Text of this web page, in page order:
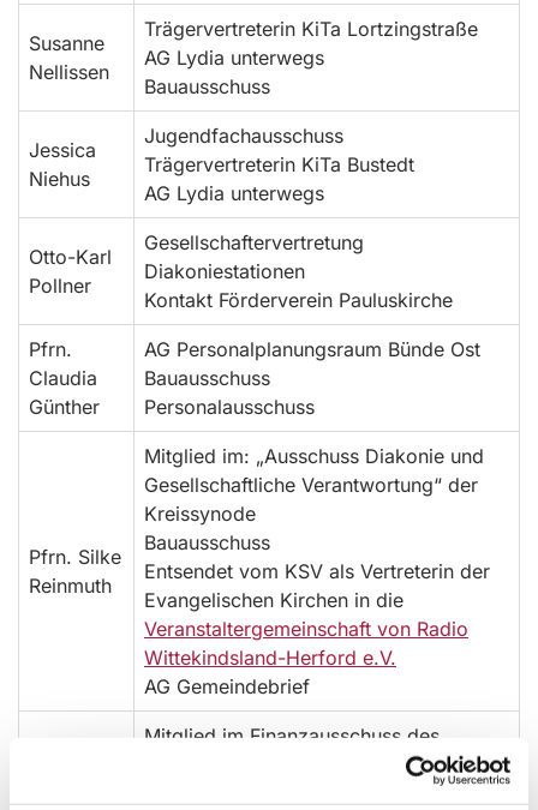
Susanne
Nellissen
Trägervertreterin KiTa Lortzingstraße
AG Lydia unterwegs
Bauausschuss
Jessica
Niehus
Jugendfachausschuss
Trägervertreterin KiTa Bustedt
AG Lydia unterwegs
Otto-Karl
Pollner
Gesellschaftervertretung
Diakoniestationen
Kontakt Förderverein Pauluskirche
Pfrn.
Claudia
Günther
AG Personalplanungsraum Bünde Ost
Bauausschuss
Personalausschuss
Pfrn. Silke
Reinmuth
Mitglied im: „Ausschuss Diakonie und
Gesellschaftliche Verantwortung“ der
Kreissynode
Bauausschuss
Entsendet vom KSV als Vertreterin der
Evangelischen Kirchen in die
Veranstaltergemeinschaft von Radio
Wittekindsland-Herford e.V.
AG Gemeindebrief
Mitglied im Finanzausschuss des